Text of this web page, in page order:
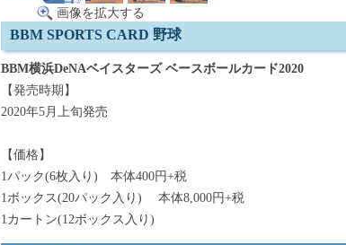
画像を拡大する
BBM SPORTS CARD 野球
BBM横浜DeNAベイスターズ ベースボールカード2020
【発売時期】
2020年5月上旬発売
【価格】
1パック(6枚入り) 本体400円+税
1ボックス(20パック入り) 本体8,000円+税
1カートン(12ボックス入り)